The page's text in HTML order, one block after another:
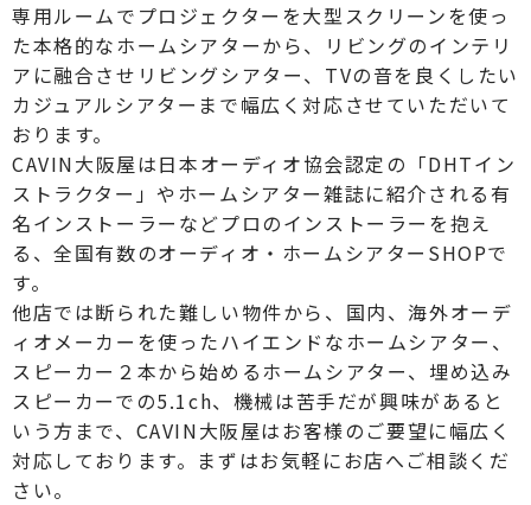
専用ルームでプロジェクターを大型スクリーンを使っ
た本格的なホームシアターから、リビングのインテリ
アに融合させリビングシアター、TVの音を良くしたい
カジュアルシアターまで幅広く対応させていただいて
おります。
CAVIN大阪屋は日本オーディオ協会認定の「DHTイン
ストラクター」やホームシアター雑誌に紹介される有
名インストーラーなどプロのインストーラーを抱え
る、全国有数のオーディオ・ホームシアターSHOPで
す。
他店では断られた難しい物件から、国内、海外オーデ
ィオメーカーを使ったハイエンドなホームシアター、
スピーカー２本から始めるホームシアター、埋め込み
スピーカーでの5.1ch、機械は苦手だが興味があると
いう方まで、CAVIN大阪屋はお客様のご要望に幅広く
対応しております。まずはお気軽にお店へご相談くだ
さい。